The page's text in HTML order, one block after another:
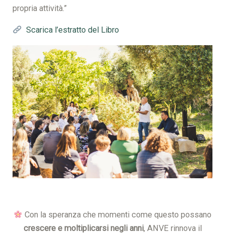
propria attività.”
Scarica l’estratto del Libro
Con la speranza che momenti come questo possano
crescere e moltiplicarsi negli anni, ANVE rinnova il